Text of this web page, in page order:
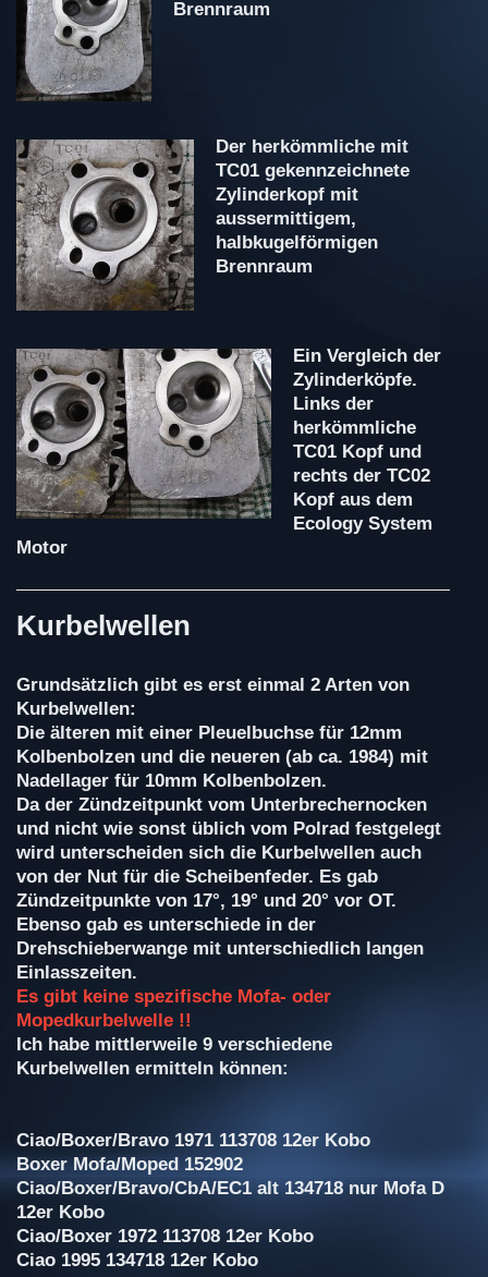
Brennraum
Der herkömmliche mit
TC01 gekennzeichnete
Zylinderkopf mit
aussermittigem,
halbkugelförmigen
Brennraum
Ein Vergleich der
Zylinderköpfe.
Links der
herkömmliche
TC01 Kopf und
rechts der TC02
Kopf aus dem
Ecology System
Motor
Kurbelwellen
Grundsätzlich gibt es erst einmal 2 Arten von
Kurbelwellen:
Die älteren mit einer Pleuelbuchse für 12mm
Kolbenbolzen und die neueren (ab ca. 1984) mit
Nadellager für 10mm Kolbenbolzen.
Da der Zündzeitpunkt vom Unterbrechernocken
und nicht wie sonst üblich vom Polrad festgelegt
wird unterscheiden sich die Kurbelwellen auch
von der Nut für die Scheibenfeder. Es gab
Zündzeitpunkte von 17°, 19° und 20° vor OT.
Ebenso gab es unterschiede in der
Drehschieberwange mit unterschiedlich langen
Einlasszeiten.
Es gibt keine spezifische Mofa- oder
Mopedkurbelwelle !!
Ich habe mittlerweile 9 verschiedene
Kurbelwellen ermitteln können:
Ciao/Boxer/Bravo 1971 113708 12er Kobo
Boxer Mofa/Moped 152902
Ciao/Boxer/Bravo/CbA/EC1 alt 134718 nur Mofa D
12er Kobo
Ciao/Boxer 1972 113708 12er Kobo
Ciao 1995 134718 12er Kobo